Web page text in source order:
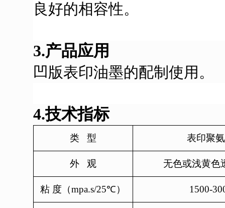
良好的相容性。
3.产品应用
凹版表印油墨的配制使用。
4.技术指标
类型 表印聚
外观 无色或浅黄色
粘 度（mpa.s/25℃） 1500-3